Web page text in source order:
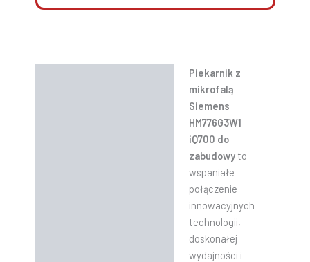
Piekarnik z
mikrofalą
Siemens
HM776G3W1
iQ700 do
zabudowyto
wspaniałe
połączenie
innowacyjnych
technologii,
doskonałej
wydajności i